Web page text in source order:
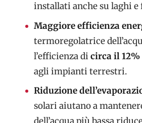
installati anche su laghi
Maggiore efficienza
termoregolatrice
l’efficienza di circa il
agli impianti terrestri.
Riduzione
solari aiutano a